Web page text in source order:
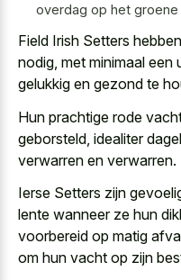
overdag op het
Field Irish Setters
nodig, met minimaal een
gelukkig en gezond te
Hun prachtige rode
geborsteld, idealiter
verwarren en verwarren.
Ierse Setters zijn
lente wanneer ze hun
voorbereid op matig
om hun vacht op zijn